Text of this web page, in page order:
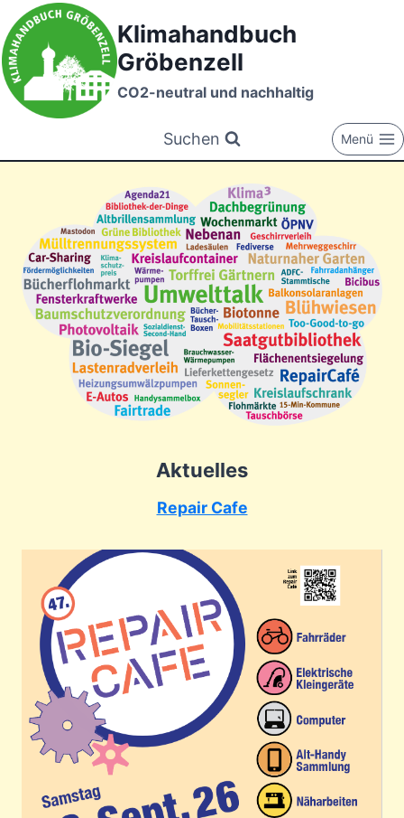
Zum
Inhalt
springen
Klimahandbuch
Gröbenzell
CO2-neutral und nachhaltig
Suchen Menü
Aktuelles
Repair Cafe